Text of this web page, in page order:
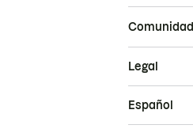
Comunidad
Legal
Español